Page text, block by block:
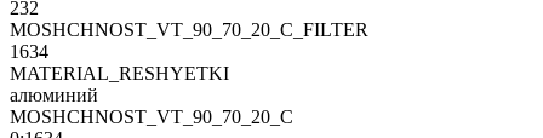
232
MOSHCHNOST_VT_90_70_20_C_FILTER
1634
MATERIAL_RESHYETKI
алюминий
MOSHCHNOST_VT_90_70_20_C